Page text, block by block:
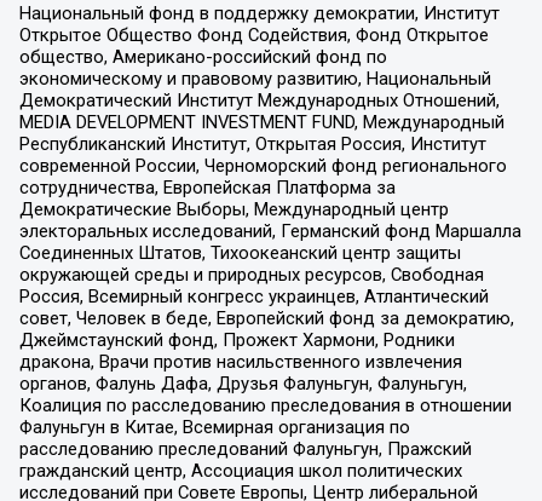
Национальный фонд в поддержку демократии, Институт
Открытое Общество Фонд Содействия, Фонд Открытое
общество, Американо-российский фонд по
экономическому и правовому развитию, Национальный
Демократический Институт Международных Отношений,
MEDIA DEVELOPMENT INVESTMENT FUND, Международный
Республиканский Институт, Открытая Россия, Институт
современной России, Черноморский фонд регионального
сотрудничества, Европейская Платформа за
Демократические Выборы, Международный центр
электоральных исследований, Германский фонд Маршалла
Соединенных Штатов, Тихоокеанский центр защиты
окружающей среды и природных ресурсов, Свободная
Россия, Всемирный конгресс украинцев, Атлантический
совет, Человек в беде, Европейский фонд за демократию,
Джеймстаунский фонд, Прожект Хармони, Родники
дракона, Врачи против насильственного извлечения
органов, Фалунь Дафа, Друзья Фалуньгун, Фалуньгун,
Коалиция по расследованию преследования в отношении
Фалуньгун в Китае, Всемирная организация по
расследованию преследований Фалуньгун, Пражский
гражданский центр, Ассоциация школ политических
исследований при Совете Европы, Центр либеральной